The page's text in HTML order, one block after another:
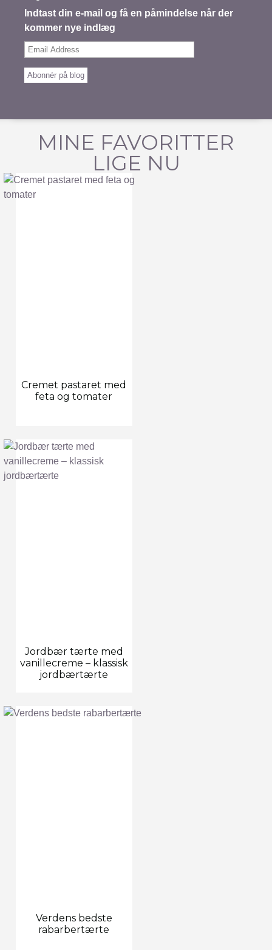
Indtast din e-mail og få en påmindelse når der
kommer nye indlæg
Email
Abonnér på blog
MINE FAVORITTER
LIGE NU
Cremet pastaret med
feta og tomater
Jordbær tærte med
vanillecreme – klassisk
jordbærtærte
Verdens bedste
rabarbertærte